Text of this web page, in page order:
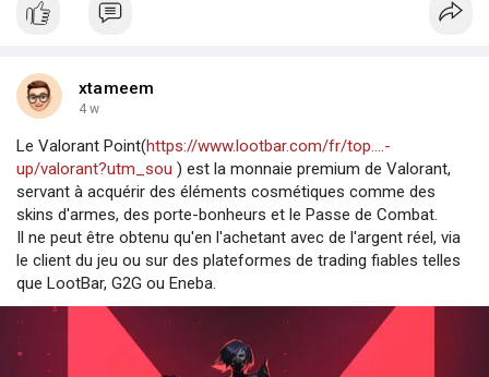
xtameem
4 w
Le Valorant Point(https://www.lootbar.com/fr/top....-
up/valorant?utm_sou ) est la monnaie premium de Valorant,
servant à acquérir des éléments cosmétiques comme des
skins d'armes, des porte-bonheurs et le Passe de Combat.
Il ne peut être obtenu qu'en l'achetant avec de l'argent réel, via
le client du jeu ou sur des plateformes de trading fiables telles
que LootBar, G2G ou Eneba.